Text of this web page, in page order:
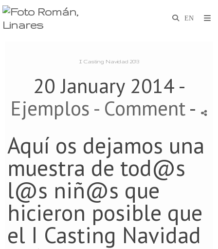
I Casting Navidad 2013
20 January 2014 -
Ejemplos - Comment-
Aquí os dejamos una
muestra de tod@s
l@s niñ@s que
hicieron posible que
el I Casting Navidad